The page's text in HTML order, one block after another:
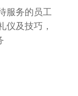
务的员工
及技巧，